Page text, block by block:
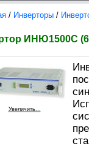
/ Инверторы /
ИНЮ1500С
Увеличить...